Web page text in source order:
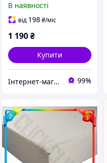
8E567476C
В наявності
від 198₴/міс
1 190₴
Купити
Інтернет-магазин SaleX 99%